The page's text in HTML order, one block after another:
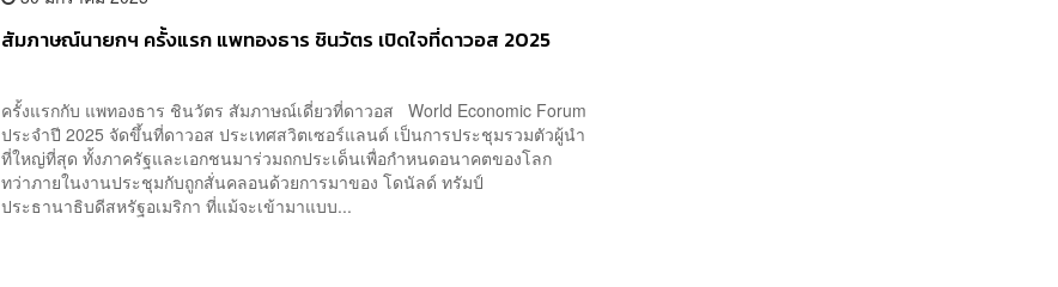
สัมภาษณ์นายกฯ ครั้งแรก แพทองธาร ชินวัตร เปิดใจที่ดาวอส 2025
ครั้งแรกกับ แพทองธาร ชินวัตร สัมภาษณ์เดี่ยวที่ดาวอส World Economic Forum
ประจำปี 2025 จัดขึ้นที่ดาวอส ประเทศสวิตเซอร์แลนด์ เป็นการประชุมรวมตัวผู้นำ
ที่ใหญ่ที่สุด ทั้งภาครัฐและเอกชนมาร่วมถกประเด็นเพื่อกำหนดอนาคตของโลก
ทว่าภายในงานประชุมกับถูกสั่นคลอนด้วยการมาของ โดนัลด์ ทรัมป์
ประธานาธิบดีสหรัฐอเมริกา ที่แม้จะเข้ามาแบบ...